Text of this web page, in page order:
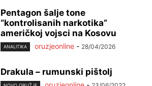
Pentagon šalje tone
“kontrolisanih narkotika”
američkoj vojsci na Kosovu
ANALITIKA oruzjeonline - 28/04/2026
Drakula – rumunski pištolj